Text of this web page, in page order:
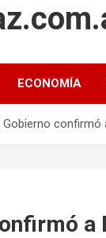
ECONOMÍA
Gobierno